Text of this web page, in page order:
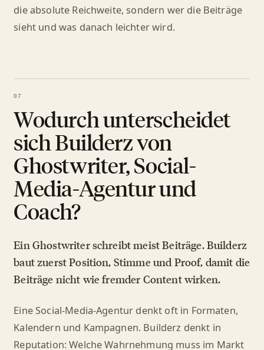
die absolute Reichweite, sondern wer die Beiträge
sieht und was danach leichter wird.
Wodurch unterscheidet
sich Builderz von
Ghostwriter, Social-
Media-Agentur und
Coach?
Ein Ghostwriter schreibt meist Beiträge. Builderz
baut zuerst Position, Stimme und Proof, damit die
Beiträge nicht wie fremder Content wirken.
Eine Social-Media-Agentur denkt oft in Formaten,
Kalendern und Kampagnen. Builderz denkt in
Reputation: Welche Wahrnehmung muss im Markt